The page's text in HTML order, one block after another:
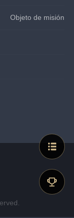
Objeto de misión